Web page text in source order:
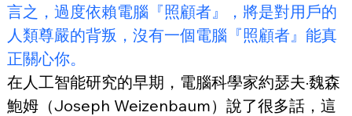
言之，過度依賴電腦『照顧者』，將是對用戶的
人類尊嚴的背叛，沒有一個電腦『照顧者』能真
正關心你。
在人工智能研究的早期，電腦科學家約瑟夫·魏森
鮑姆（Joseph Weizenbaum）說了很多話，這